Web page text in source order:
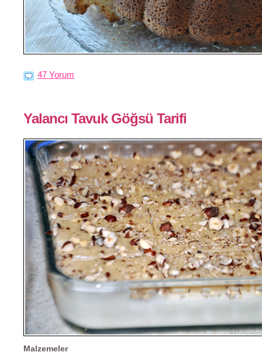
47 Yorum
Yalancı Tavuk Göğsü Tarifi
Malzemeler